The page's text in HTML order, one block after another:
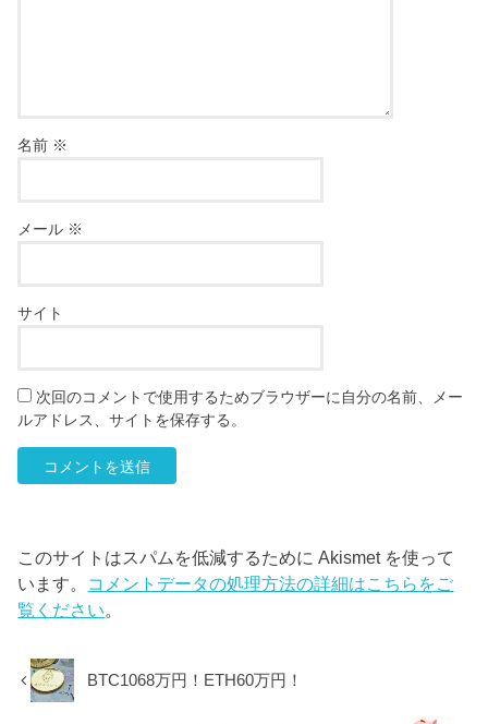
名前 ※
メール ※
サイト
次回のコメントで使用するためブラウザーに自分の名前、メー
ルアドレス、サイトを保存する。
このサイトはスパムを低減するために Akismet を使って
います。 コメントデータの処理方法の詳細はこちらをご
覧ください。
BTC1068万円！ETH60万円！